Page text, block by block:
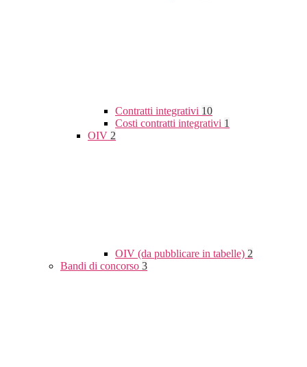
Contratti integrativi 10
Costi contratti integrativi 1
OIV 2
OIV (da pubblicare in tabelle) 2
Bandi di concorso 3